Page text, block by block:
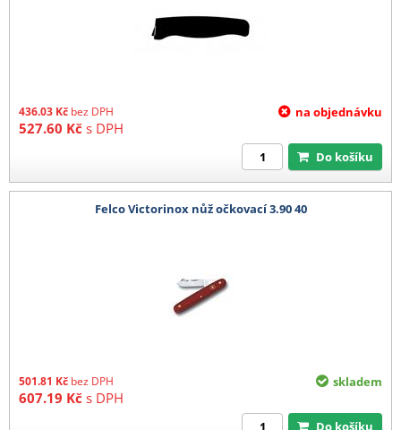
436.03 Kč bez DPH
527.60 Kč s DPH
na objednávku
Do košíku
Felco Victorinox nůž očkovací 3.90 40
501.81 Kč bez DPH
607.19 Kč s DPH
skladem
Do košíku